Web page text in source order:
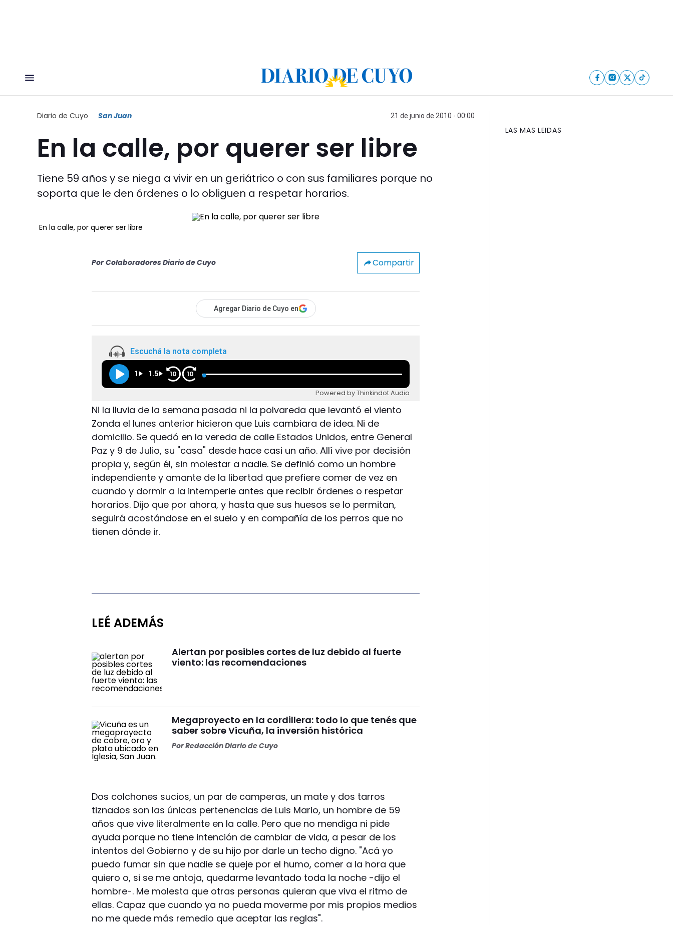
Diario de Cuyo San Juan 21 de junio de 2010 - 00:00
En la calle, por querer ser libre
Tiene 59 años y se niega a vivir en un geriátrico o con sus familiares porque no
soporta que le den órdenes o lo obliguen a respetar horarios.
En la calle, por querer ser libre
Por Colaboradores Diario de Cuyo Compartir
Agregar Diario de Cuyo en
Escuchá la nota completa
1 1.5 10 10
Powered by Thinkindot Audio
Ni la lluvia de la semana pasada ni la polvareda que levantó el viento
Zonda el lunes anterior hicieron que Luis cambiara de idea. Ni de
domicilio. Se quedó en la vereda de calle Estados Unidos, entre General
Paz y 9 de Julio, su "casa" desde hace casi un año. Allí vive por decisión
propia y, según él, sin molestar a nadie. Se definió como un hombre
independiente y amante de la libertad que prefiere comer de vez en
cuando y dormir a la intemperie antes que recibir órdenes o respetar
horarios. Dijo que por ahora, y hasta que sus huesos se lo permitan,
seguirá acostándose en el suelo y en compañía de los perros que no
tienen dónde ir.
LEÉ ADEMÁS
Alertan por posibles cortes de luz debido al fuerte
viento: las recomendaciones
Megaproyecto en la cordillera: todo lo que tenés que
saber sobre Vicuña, la inversión histórica
PorRedacción Diario de Cuyo
Dos colchones sucios, un par de camperas, un mate y dos tarros
tiznados son las únicas pertenencias de Luis Mario, un hombre de 59
años que vive literalmente en la calle. Pero que no mendiga ni pide
ayuda porque no tiene intención de cambiar de vida, a pesar de los
intentos del Gobierno y de su hijo por darle un techo digno. "Acá yo
puedo fumar sin que nadie se queje por el humo, comer a la hora que
quiero o, si se me antoja, quedarme levantado toda la noche -dijo el
hombre-. Me molesta que otras personas quieran que viva el ritmo de
ellas. Capaz que cuando ya no pueda moverme por mis propios medios
no me quede más remedio que aceptar las reglas".
LAS MAS LEIDAS